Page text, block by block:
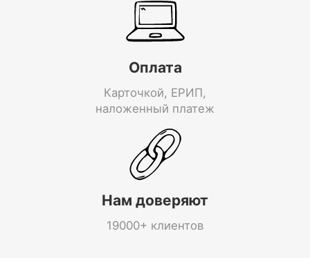
Оплата
Карточкой, ЕРИП,
наложенный платеж
Нам доверяют
19000+ клиентов